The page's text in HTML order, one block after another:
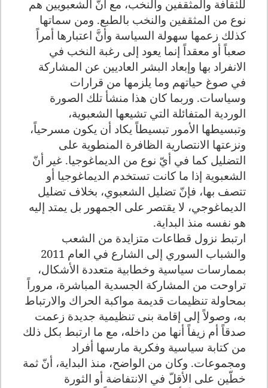
للثقافة والمثقفين والنخب، مع أنَّ الشعبويين هم
نوع من المثقفين والنخب بالطبع. ومن سماتها
كذلك زعمها سهولة السياسة وأنَّ اعتبارها أمراً
صعباً أو معقداً إنما يعود إلى رغبة النخب في
الانفراد بها وإبعاد البشر العاديين عن المشاركة
في صوغ حياتهم وما يلزمها من قرارات
وسياسات. وربما كان هذا منشأ تلك الصورة
الوردية المتفائلة التي تشيعها الشعبوية،
وتبسيطها الأمور تبسيطاً يكاد أن يكون مسرحياً،
ونزعتها الانتصارية الظافرة المنطوية على
التضليل كما في أيّ نوع من الديماغوجيا. غير أنّ
الشعبوية إذا ما كانت تستخدم الديماغوجيا أو
تتصف بها، فإنّ تضليل الشعبوي، بخلاف تضليل
الديماغوجي، لا يقتصر على الجمهور بل يمتد إليه
هو نفسه منذ البداية.
ارتبط نزول قطاعات متزايدة من الشعب
والشباب السوري إلى الشارع في العام 2011
بممارسات سياسية وخطابية متعددة الأشكال،
تراوحت من المشاركة الجسدية المباشرة، مروراً
بمحاولة تنظيمات قديمة مواكبة الحراك والارتباط
به، وصولاً إلى إقامة بنى تنظيمية جديدة زعمت
صدقاً أم زيفاً أنها من داخله، مع ما ارتبط بكل ذلك
من كتابة سياسية وفكرية مارسها أفراد
ومجموعات. وكان من الواضح، منذ البداية، أنّ ثمة
خطّين على الأقلّ في الانتفاضة أو الثورة